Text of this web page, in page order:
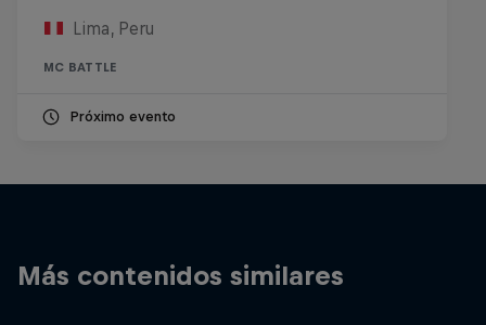
Lima, Peru
MC BATTLE
Próximo evento
Más contenidos similares